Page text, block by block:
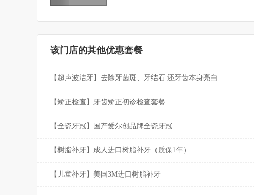
该门店的其他优惠套餐
【超声波洁牙】去除牙菌斑、牙结石 还牙齿本身亮白
【矫正检查】牙齿矫正初诊检查套餐
【全瓷牙冠】国产爱尔创品牌全瓷牙冠
【树脂补牙】成人进口树脂补牙（质保1年）
【儿童补牙】美国3M进口树脂补牙